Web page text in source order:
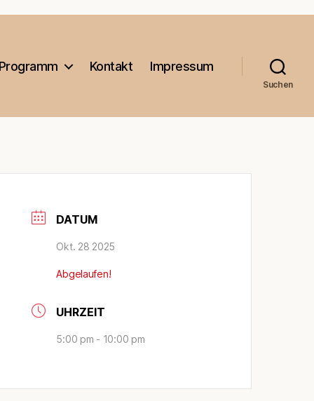
Kontakt Impressum
Suchen
DATUM
Okt. 28 2025
Abgelaufen!
UHRZEIT
5:00 pm - 10:00 pm